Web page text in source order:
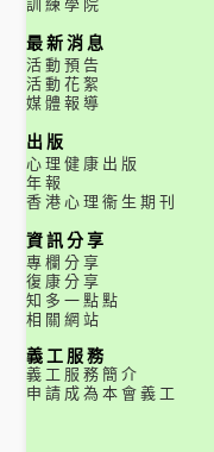
訓練學院
最新消息
活動預告
活動花絮
媒體報導
出版
心理健康出版
年報
香港心理衞生期刊
資訊分享
專欄分享
復康分享
知多一點點
相關網站
義工服務
義工服務簡介
申請成為本會義工